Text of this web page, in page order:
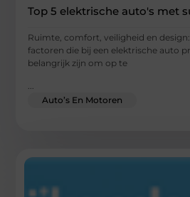
Top 5 elektrische auto's met
Ruimte, comfort, veiligheid en
factoren die bij een elektrische auto
belangrijk zijn om op te
Auto’s En Motoren